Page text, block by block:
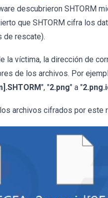
descubrieron SHTORM
que SHTORM cifra los
de rescate).
la víctima, la dirección de
de los archivos. Por
", "2.png" a "
archivos cifrados por este